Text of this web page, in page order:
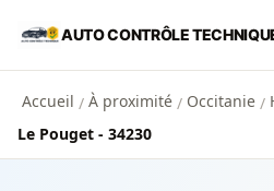
Aller au contenu principal
AUTO CONTRÔLE
Accueil / À proximité / Occitanie /
Le Pouget - 34230